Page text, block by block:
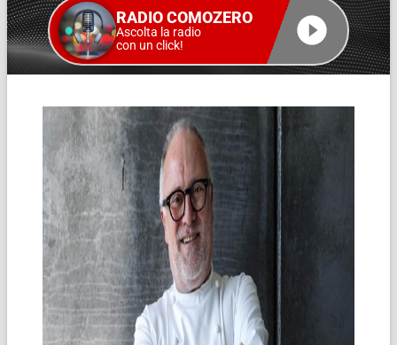
RADIO COMOZERO
Ascolta la radio
con un click!